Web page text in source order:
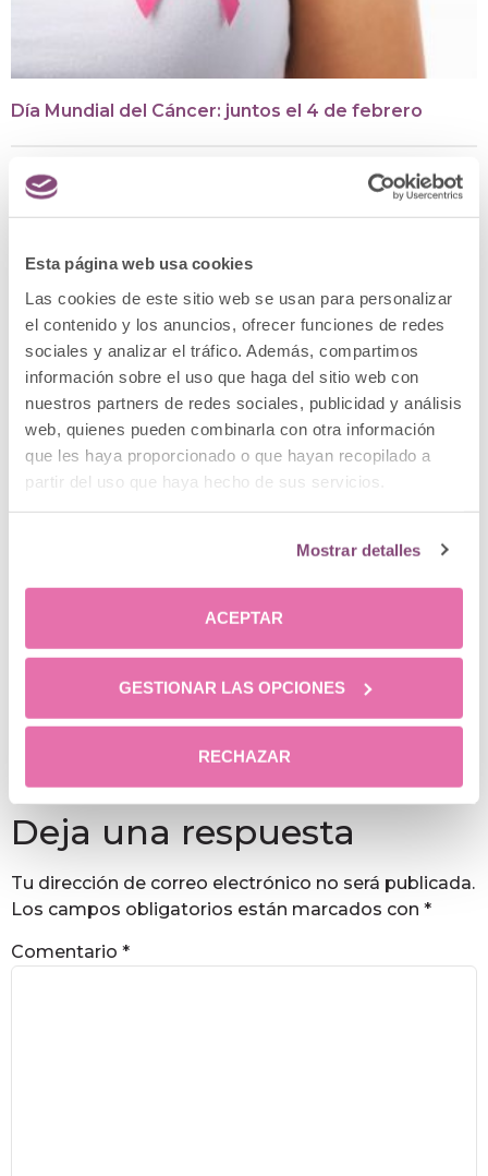
Esta página web usa cookies
Las cookies de este sitio web se usan para personalizar
el contenido y los anuncios, ofrecer funciones de redes
sociales y analizar el tráfico. Además, compartimos
información sobre el uso que haga del sitio web con
nuestros partners de redes sociales, publicidad y análisis
web, quienes pueden combinarla con otra información
que les haya proporcionado o que hayan recopilado a
partir del uso que haya hecho de sus servicios.
Mostrar detalles
ACEPTAR
GESTIONAR LAS OPCIONES
RECHAZAR
Día Mundial del Cáncer: juntos el 4 de febrero
2 respuestas
dice:
Hola.
Quiero saber cuánto me costaría ponerme Ácido
hialurónico en el surco nasogeniano y relleno (frente,
entrecejo)
Gracias.
Responder
información que nos precisa.
Un saludo.
Deja una respuesta
Tu dirección de correo electrónico no será publicada.
Los campos obligatorios están marcados con *
Comentario *